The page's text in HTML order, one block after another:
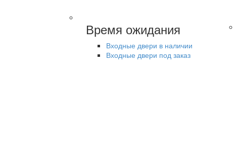
Время ожидания
Входные двери в наличии
Входные двери под заказ